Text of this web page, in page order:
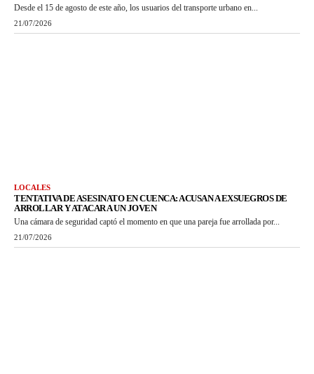
Desde el 15 de agosto de este año, los usuarios del transporte urbano en...
21/07/2026
LOCALES
TENTATIVA DE ASESINATO EN CUENCA: ACUSAN A EXSUEGROS DE
ARROLLAR Y ATACAR A UN JOVEN
Una cámara de seguridad captó el momento en que una pareja fue arrollada por...
21/07/2026